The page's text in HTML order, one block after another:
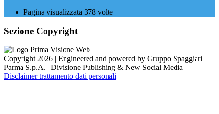
Pagina visualizzata 378 volte
Sezione Copyright
Copyright 2026 | Engineered and powered by Gruppo Spaggiari
Parma S.p.A. | Divisione Publishing & New Social Media
Disclaimer trattamento dati personali